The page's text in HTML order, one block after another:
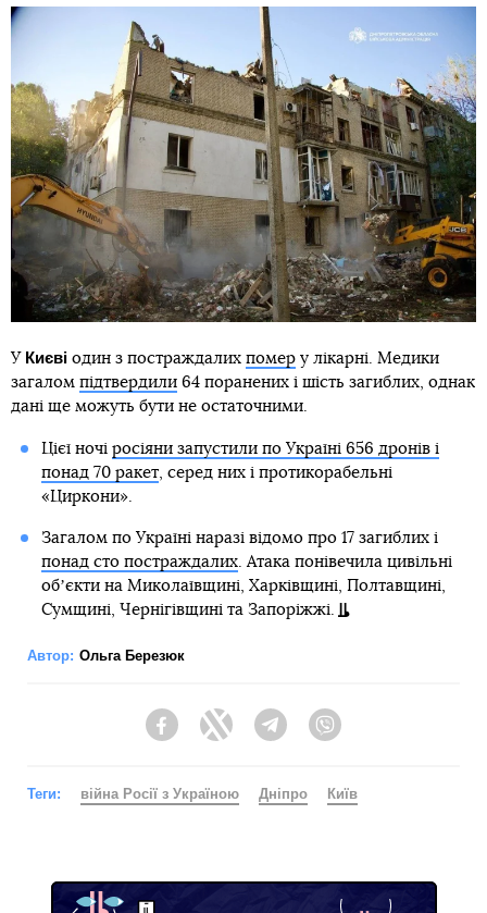
У Києві один з постраждалих помер у лікарні. Медики
загалом підтвердили 64 поранених і шість загиблих, однак
дані ще можуть бути не остаточними.
Цієї ночі росіяни запустили по Україні 656 дронів і
понад 70 ракет, серед них і протикорабельні
«Циркони».
Загалом по Україні наразі відомо про 17 загиблих і
понад сто постраждалих. Атака понівечила цивільні
обʼєкти на Миколаївщині, Харківщині, Полтавщині,
Сумщині, Чернігівщині та Запоріжжі.
Автор: Ольга Березюк
FacebookTwitter Telegram
Теги: війна Росії з Україною Дніпро Київ